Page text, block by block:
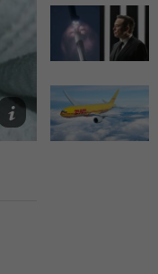
TASR/AP/Martin
Mejia